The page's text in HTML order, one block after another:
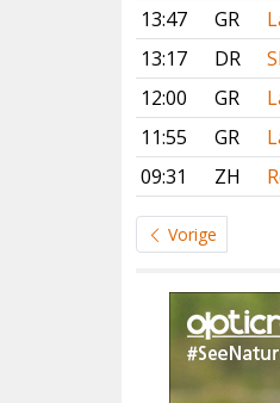
13:47
GR
13:17
DR
12:00
GR
11:55
GR
09:31
ZH
Vorige